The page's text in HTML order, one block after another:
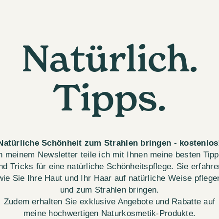
Natürlich.
Tipps.
Schönheit zum Strahlen bringen -
meinem Newsletter teile ich mit Ihnen meine besten
Tricks für eine natürliche Schönheitspflege. Sie
Sie Ihre Haut und Ihr Haar auf natürliche Weise
und zum Strahlen bringen.
Zudem erhalten Sie exklusive Angebote und Rabatte auf
meine hochwertigen Naturkosmetik-Produkte.